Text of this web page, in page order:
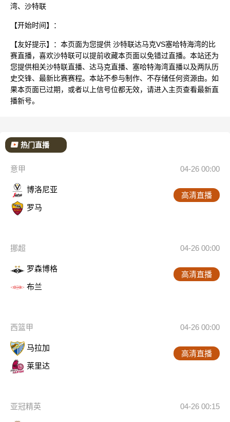
湾、沙特联
【开始时间】：
【友好提示】：本页面为您提供 沙特联达马克VS塞哈特海湾的比
赛直播，喜欢沙特联可以提前收藏本页面以免错过直播。本站还为
您提供相关沙特联直播、达马克直播、塞哈特海湾直播以及两队历
史交锋、最新比赛赛程。本站不参与制作、不存储任何资源由。如
果本页面已过期，或者以上信号位都无效，请进入主页查看最新直
播新号。
热门直播
意甲 04-26 00:00
博洛尼亚
罗马
高清直播
挪超 04-26 00:00
罗森博格
布兰
高清直播
西篮甲 04-26 00:00
马拉加
莱里达
高清直播
亚冠精英 04-26 00:15